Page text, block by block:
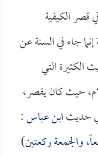
قصر الكيفية
جاء في السنة عن
الكثيرة التي
حيث كان يقصر،
حديثابن عباس:
والجمعة ركعتين)